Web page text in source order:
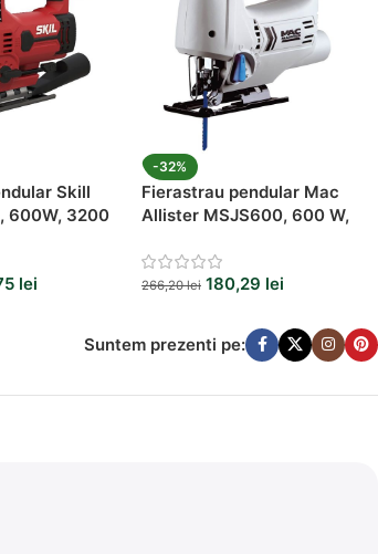
Skill
600W, 3200
lei
-32%
Fierastrau pendular Mac
Allister MSJS600, 600 W,
266,20lei 180,29 lei
Suntem prezenti pe: